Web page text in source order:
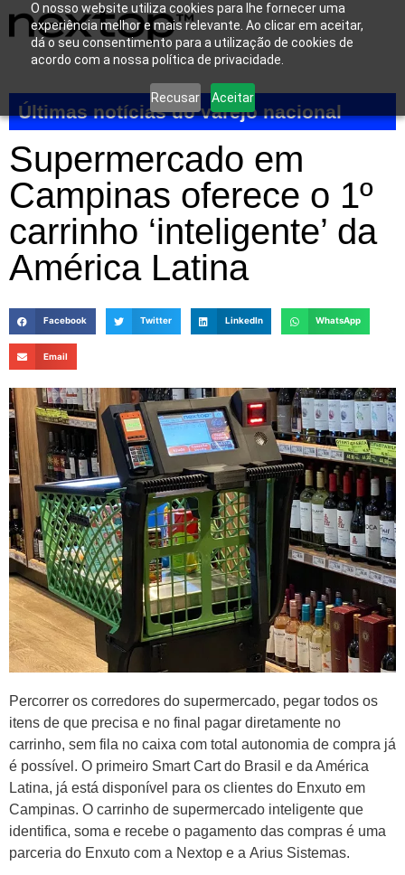
O nosso website utiliza cookies para lhe fornecer uma
experiência melhor e mais relevante. Ao clicar em aceitar,
dá o seu consentimento para a utilização de cookies de
acordo com a nossa política de privacidade.
Recusar Aceitar
Últimas notícias do varejo nacional
Supermercado em
Campinas oferece o 1º
carrinho ‘inteligente’ da
América Latina
Facebook Twitter LinkedIn WhatsApp
Email
Percorrer os corredores do supermercado, pegar todos os
itens de que precisa e no final pagar diretamente no
carrinho, sem fila no caixa com total autonomia de compra já
é possível. O primeiro Smart Cart do Brasil e da América
Latina, já está disponível para os clientes do Enxuto em
Campinas. O carrinho de supermercado inteligente que
identifica, soma e recebe o pagamento das compras é uma
parceria do Enxuto com a Nextop e a Arius Sistemas.